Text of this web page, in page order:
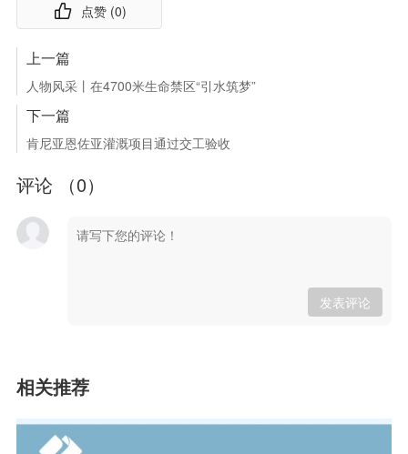
点赞 (0)
上一篇
人物风采丨在4700米生命禁区“引水筑梦”
下一篇
肯尼亚恩佐亚灌溉项目通过交工验收
评论 （0）
发表评论
相关推荐